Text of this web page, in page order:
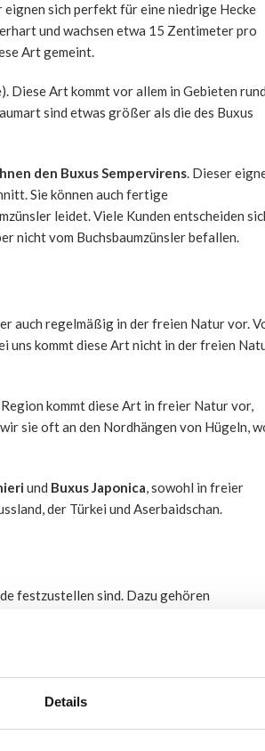
Details
eignen sich perfekt für eine niedrige Hecke
und wachsen etwa 15 Zentimeter pro
Art gemeint.
Diese Art kommt vor allem in Gebieten rund
sind etwas größer als die des Buxus
den Buxus Sempervirens. Dieser
Sie können auch fertige
leidet. Viele Kunden entscheiden
nicht vom Buchsbaumzünsler befallen.
auch regelmäßig in der freien Natur vor.
uns kommt diese Art nicht in der freien
kommt diese Art in freier Natur vor,
sie oft an den Nordhängen von Hügeln,
und Buxus Japonica, sowohl in freier
der Türkei und Aserbaidschan.
festzustellen sind. Dazu gehören
Wachstum.
gibt es eine große Auswahl!